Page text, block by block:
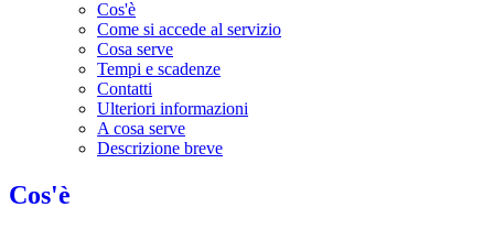
Cos'è
Come si accede al servizio
Cosa serve
Tempi e scadenze
Contatti
Ulteriori informazioni
A cosa serve
Descrizione breve
Cos'è